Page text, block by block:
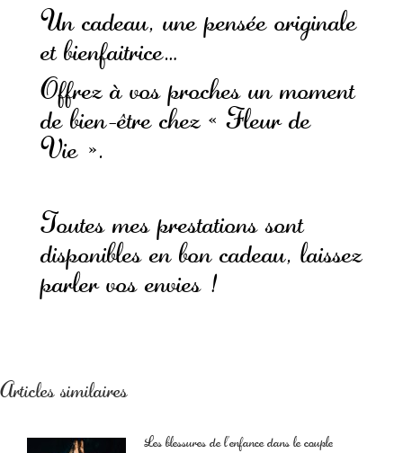
Un cadeau, une pensée originale
et bienfaitrice…
Offrez à vos proches un moment
de bien-être chez « Fleur de
Vie ».
Toutes mes prestations sont
disponibles enbon cadeau, laissez
parler vos envies !
Articles similaires
Les blessures de l’enfance dans le couple